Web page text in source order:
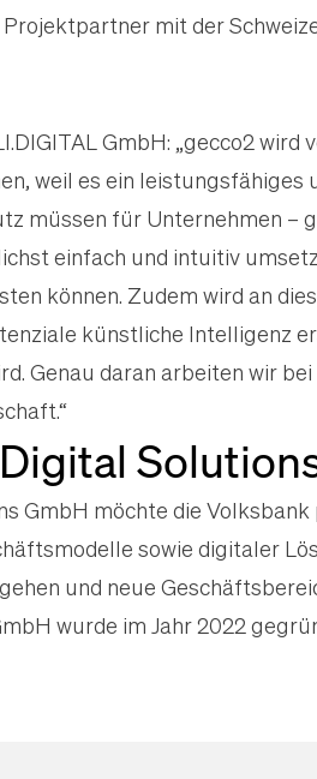
mit der
GmbH: „gecco2
weil es ein leistungsfähiges
müssen für Unternehmen –
einfach und intuitiv
können. Zudem wird an
künstliche Intelligenz
Genau daran arbeiten wir bei
GmbH möchte die Volksbank
sowie digitaler
und neue
wurde im Jahr 2022